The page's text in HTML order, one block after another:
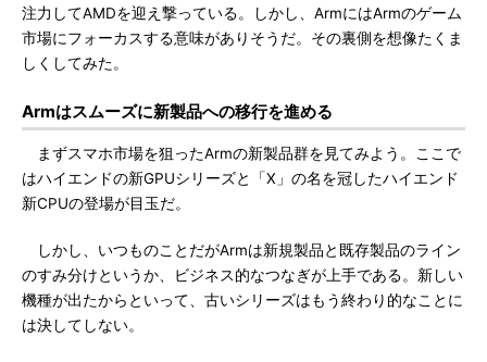
注力してAMDを迎え撃っている。しかし、ArmにはArmのゲーム
市場にフォーカスする意味がありそうだ。その裏側を想像たくま
しくしてみた。
Armはスムーズに新製品への移行を進める
まずスマホ市場を狙ったArmの新製品群を見てみよう。ここで
はハイエンドの新GPUシリーズと「X」の名を冠したハイエンド
新CPUの登場が目玉だ。
しかし、いつものことだがArmは新規製品と既存製品のライン
のすみ分けというか、ビジネス的なつなぎが上手である。新しい
機種が出たからといって、古いシリーズはもう終わり的なことに
は決してしない。